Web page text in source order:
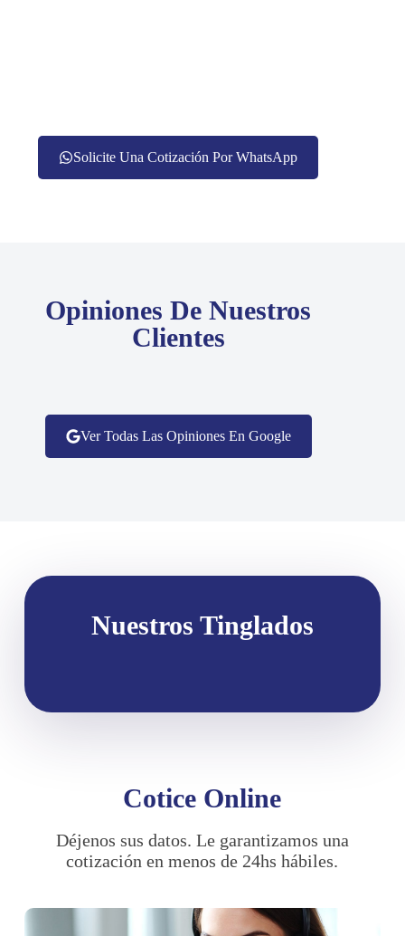
Solicite Una Cotización Por WhatsApp
Opiniones De Nuestros
Clientes
Ver Todas Las Opiniones En Google
Nuestros Tinglados
Cotice Online
Déjenos sus datos. Le garantizamos una
cotización en menos de 24hs hábiles.